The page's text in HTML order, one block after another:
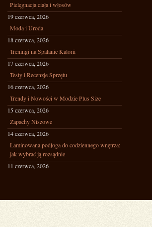
Pielęgnacja ciała i włosów
19 czerwca, 2026
Moda i Uroda
18 czerwca, 2026
Treningi na Spalanie Kalorii
17 czerwca, 2026
Testy i Recenzje Sprzętu
16 czerwca, 2026
Trendy i Nowości w Modzie Plus Size
15 czerwca, 2026
Zapachy Niszowe
14 czerwca, 2026
Laminowana podłoga do codziennego wnętrza:
jak wybrać ją rozsądnie
11 czerwca, 2026